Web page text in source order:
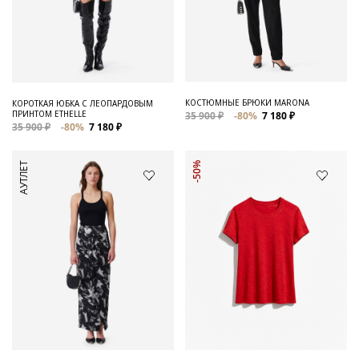
КОРОТКАЯ ЮБКА С ЛЕОПАРДОВЫМ
ПРИНТОМ ETHELLE
35 900 ₽ -80% 7 180 ₽
КОСТЮМНЫЕ БРЮКИ MARONA
35 900 ₽ -80% 7 180 ₽
АУТЛЕТ -50%